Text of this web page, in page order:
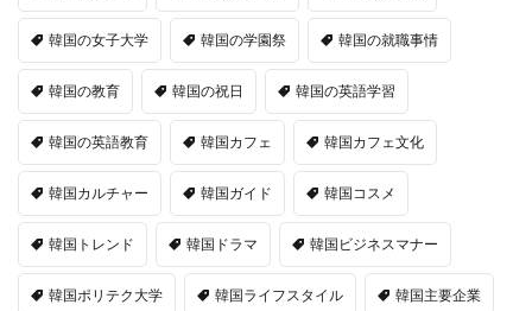
韓国の女子大学 韓国の学園祭 韓国の就職事情
韓国の教育 韓国の祝日 韓国の英語学習
韓国の英語教育 韓国カフェ 韓国カフェ文化
韓国カルチャー 韓国ガイド 韓国コスメ
韓国トレンド 韓国ドラマ 韓国ビジネスマナー
韓国ポリテク大学 韓国ライフスタイル 韓国主要企業